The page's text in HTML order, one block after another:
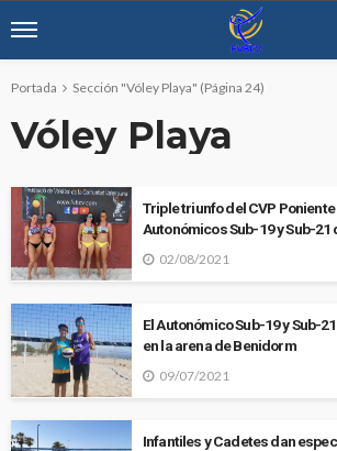
Portada Sección "Vóley Playa" (Página 24)
Vóley Playa
Triple triunfo del CVP
Autonómicos Sub-19 y Sub-21
02/08/2021
El Autonómico Sub-19 y Sub-
en la arena de Benidorm
09/07/2021
Infantiles y Cadetes dan